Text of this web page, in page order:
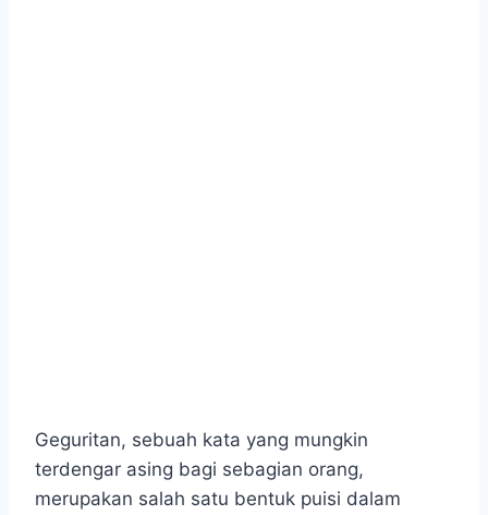
Geguritan, sebuah kata yang mungkin
terdengar asing bagi sebagian orang,
merupakan salah satu bentuk puisi dalam